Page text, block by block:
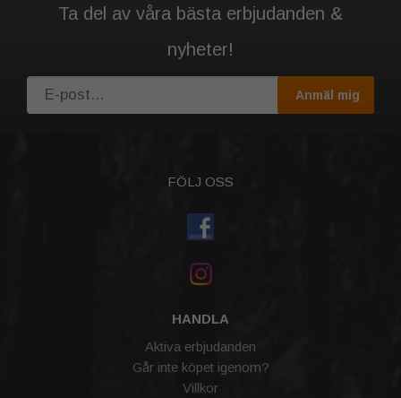
Ta del av våra bästa erbjudanden &
nyheter!
Anmäl mig
FÖLJ OSS
HANDLA
Aktiva erbjudanden
Går inte köpet igenom?
Villkor